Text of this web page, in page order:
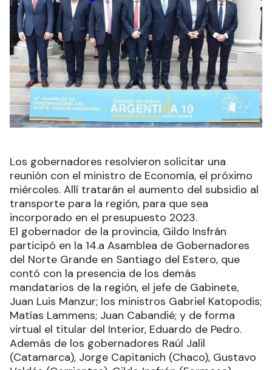
Los gobernadores resolvieron solicitar una
reunión con el ministro de Economía, el próximo
miércoles. Allí tratarán el aumento del subsidio al
transporte para la región, para que sea
incorporado en el presupuesto 2023.
El gobernador de la provincia, Gildo Insfrán
participó en la 14.a Asamblea de Gobernadores
del Norte Grande en Santiago del Estero, que
contó con la presencia de los demás
mandatarios de la región, el jefe de Gabinete,
Juan Luis Manzur; los ministros Gabriel Katopodis;
Matías Lammens; Juan Cabandié; y de forma
virtual el titular del Interior, Eduardo de Pedro.
Además de los gobernadores Raúl Jalil
(Catamarca), Jorge Capitanich (Chaco), Gustavo